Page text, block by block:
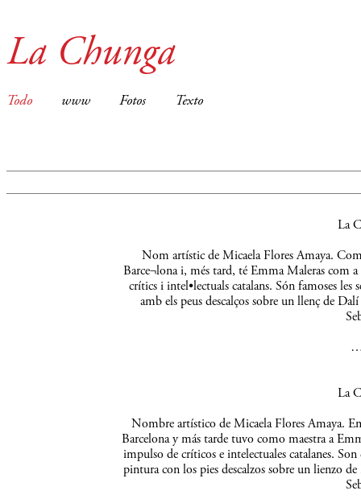
La Chunga
Todo www Fotos Texto
La
Nom artístic de Micaela Flores Amaya.
Barce¬lona i, més tard, té Emma Maleras com
crítics i intel•lectuals catalans. Són famoses
amb els peus descalços sobre un llenç de
La
Nombre artístico de Micaela Flores Amaya.
Barcelona y más tarde tuvo como maestra a
impulso de críticos e intelectuales catalanes.
pintura con los pies descalzos sobre un lienzo